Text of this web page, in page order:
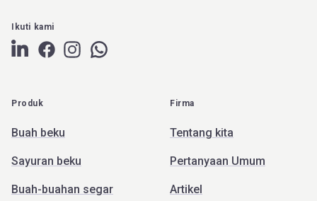
Ikuti kami
Produk
Buah beku
Sayuran beku
Buah-buahan segar
Firma
Tentang kita
Pertanyaan Umum
Artikel